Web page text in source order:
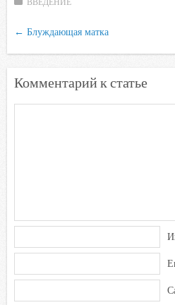
ВВЕДЕНИЕ
← Блуждающая матка
Комментарий к статье